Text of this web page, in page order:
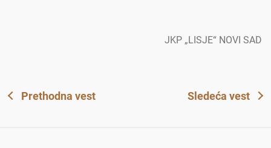
JKP „LISJE“ NOVI SAD
Prethodna vest Sledeća vest